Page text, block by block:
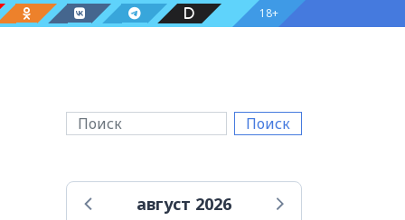
18+
Поиск
август 2026